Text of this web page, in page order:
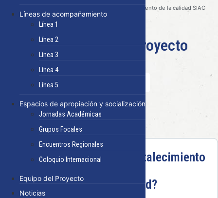
Líneas de acompañamiento
Línea 1
Línea 2
Línea 3
Línea 4
Línea 5
Espacios de apropiación y socialización
Jornadas Académicas
Grupos Focales
Encuentros Regionales
Coloquio Internacional
Equipo del Proyecto
Noticias
Fortalecimiento de los sistemas de aseguramiento de la calidad SIAC​
Información del Proyecto
Información del Proyecto
1. ¿Qué es el Proyecto?
2. Objetivos del proyecto
4. Convocatoria
5. IES seleccionadas
¿Qué es el Proyecto de Fortalecimiento
Aseguramiento de la Calidad?